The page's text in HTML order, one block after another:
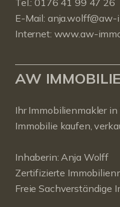
Tel.:0176 41 99 47 26
E-Mail: anja.wolff@aw-
Internet: www.aw-
AW
Ihr Immobilienmakler
Immobilie kaufen,
Inhaberin: Anja Wolff
Zertifizierte
Freie Sachverständige